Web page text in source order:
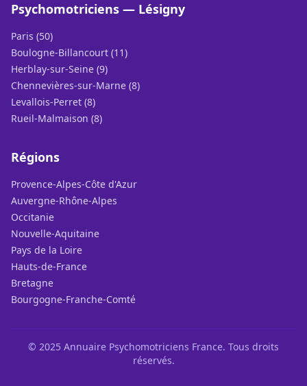
Psychomotriciens — Lésigny
Paris (50)
Boulogne-Billancourt (11)
Herblay-sur-Seine (9)
Chennevières-sur-Marne (8)
Levallois-Perret (8)
Rueil-Malmaison (8)
Régions
Provence-Alpes-Côte d'Azur
Auvergne-Rhône-Alpes
Occitanie
Nouvelle-Aquitaine
Pays de la Loire
Hauts-de-France
Bretagne
Bourgogne-Franche-Comté
© 2025 Annuaire Psychomotriciens France. Tous droits
réservés.